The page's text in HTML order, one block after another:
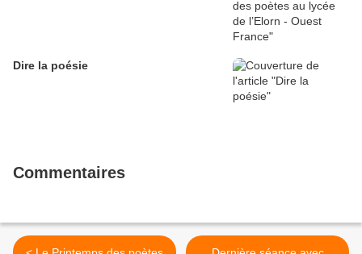
Dire la poésie
Commentaires